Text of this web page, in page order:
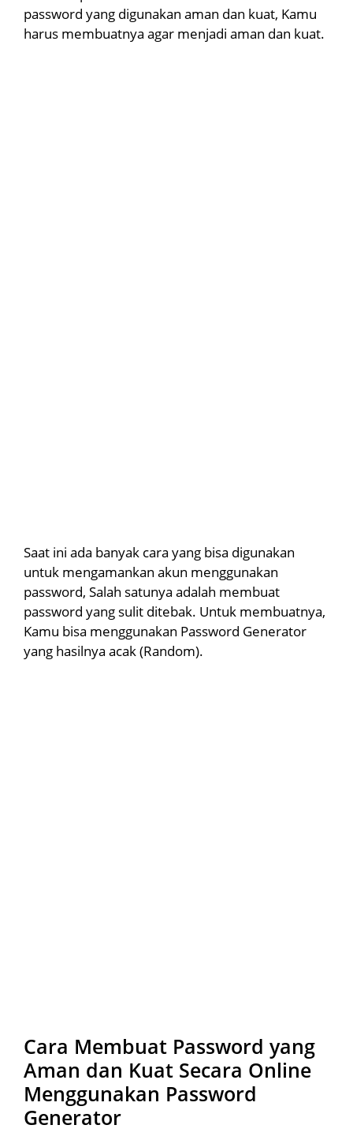
password yang digunakan aman dan kuat, Kamu
harus membuatnya agar menjadi aman dan kuat.
Saat ini ada banyak cara yang bisa digunakan
untuk mengamankan akun menggunakan
password, Salah satunya adalah membuat
password yang sulit ditebak. Untuk membuatnya,
Kamu bisa menggunakan Password Generator
yang hasilnya acak (Random).
Cara Membuat Password yang
Aman dan Kuat Secara Online
Menggunakan Password
Generator